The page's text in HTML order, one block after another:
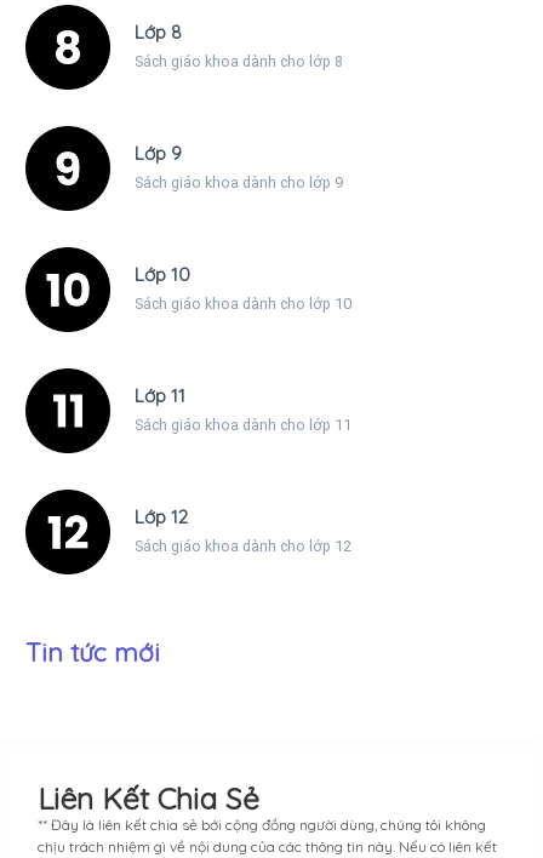
Lớp 8
Sách giáo khoa dành cho lớp 8
Lớp 9
Sách giáo khoa dành cho lớp 9
Lớp 10
Sách giáo khoa dành cho lớp 10
Lớp 11
Sách giáo khoa dành cho lớp 11
Lớp 12
Sách giáo khoa dành cho lớp 12
Tin tức mới
Liên Kết Chia Sẻ
** Đây là liên kết chia sẻ bới cộng đồng người dùng, chúng tôi không
chịu trách nhiệm gì về nội dung của các thông tin này. Nếu có liên kết